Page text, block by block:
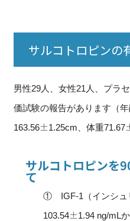
サルコトロピンの
男性29人、女性21人、プラ
価試験の報告があります（
163.56±1.25cm、体重
サルコトロピンを
て
① IGF-1（インシュ
103.54±1.94 ng/mL